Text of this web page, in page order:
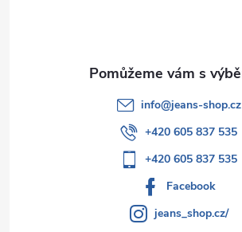
info@jeans-shop.cz
+420 605 837 535
+420 605 837 535
Facebook
jeans_shop.cz/